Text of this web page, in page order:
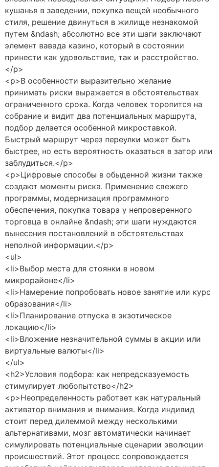
кушанья в заведении, покупка вещей необычного
стиля, решение двинуться в жилище незнакомой
путем &ndash; абсолютно все эти шаги заключают
элемент вавада казино, который в состоянии
принести как удовольствие, так и расстройство.
</p>
<p>В особенности выразительно желание
принимать риски выражается в обстоятельствах
ограниченного срока. Когда человек торопится на
собрание и видит два потенциальных маршрута,
подбор делается особенной микроставкой.
Быстрый маршрут через переулки может быть
быстрее, но есть вероятность оказаться в затор или
заблудиться.</p>
<p>Цифровые способы в обыденной жизни также
создают моменты риска. Применение свежего
программы, модернизация программного
обеспечения, покупка товара у непроверенного
торговца в онлайне &ndash; эти шаги нуждаются
вынесения постановлений в обстоятельствах
неполной информации.</p>
<ul>
<li>Выбор места для стоянки в новом
микрорайоне</li>
<li>Намерение попробовать новое занятие или курс
образования</li>
<li>Планирование отпуска в экзотическое
локацию</li>
<li>Вложение незначительной суммы в акции или
виртуальные валюты</li>
</ul>
<h2>Условия подбора: как непредсказуемость
стимулирует любопытство</h2>
<p>Неопределенность работает как натуральный
активатор внимания и внимания. Когда индивид
стоит перед дилеммой между несколькими
альтернативами, мозг автоматически начинает
симулировать потенциальные сценарии эволюции
происшествий. Этот процесс сопровождается